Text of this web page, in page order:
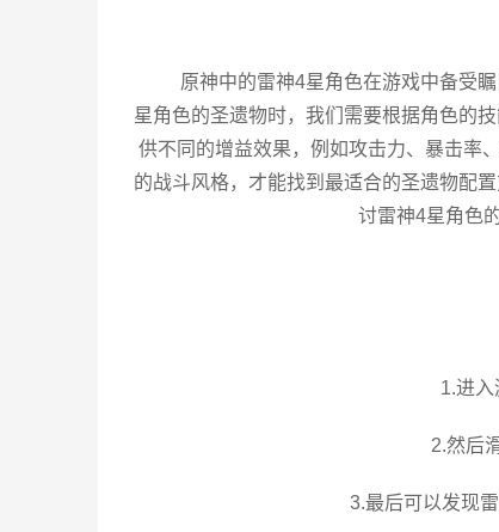
原神中的雷神4星角色在游戏中备受
星角色的圣遗物时，我们需要根据角色的
供不同的增益效果，例如攻击力、暴击率
的战斗风格，才能找到最适合的圣遗物配
讨雷神4星角色
1.进入
2.然后
3.最后可以发现